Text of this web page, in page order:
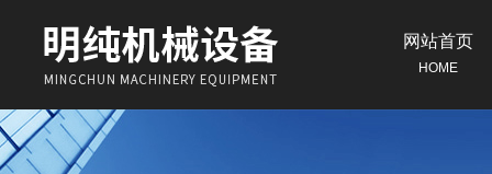
网站首页
HOME